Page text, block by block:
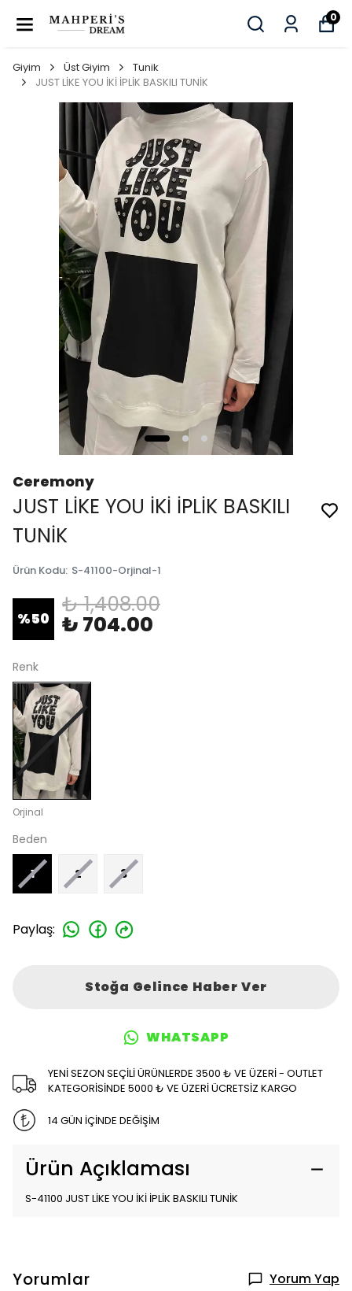
0
Giyim Üst Giyim
Tunik
JUST LİKE YOU İKİ İPLİK BASKILI TUNİK
Ceremony
JUST LİKE YOU İKİ İPLİK BASKILI
TUNİK
Ürün Kodu: S-41100-Orjinal-1
%50
₺ 1,408.00
₺ 704.00
Renk
Orjinal
Beden
1 2 3
Paylaş:
Stoğa Gelince Haber Ver
WHATSAPP
YENİ SEZON SEÇİLİ ÜRÜNLERDE 3500 ₺ VE ÜZERİ - OUTLET
KATEGORİSİNDE 5000 ₺ VE ÜZERİ ÜCRETSİZ KARGO
14 GÜN İÇİNDE DEĞİŞİM
Ürün Açıklaması
S-41100 JUST LİKE YOU İKİ İPLİK BASKILI TUNİK
Yorumlar Yorum Yap